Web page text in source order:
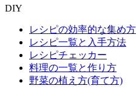
DIY
レシピの効率的な集め方
レシピ一覧と入手方法
レシピチェッカー
料理の一覧と作り方
野菜の植え方(育て方)